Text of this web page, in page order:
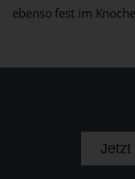
ebenso fest im
Jetzt